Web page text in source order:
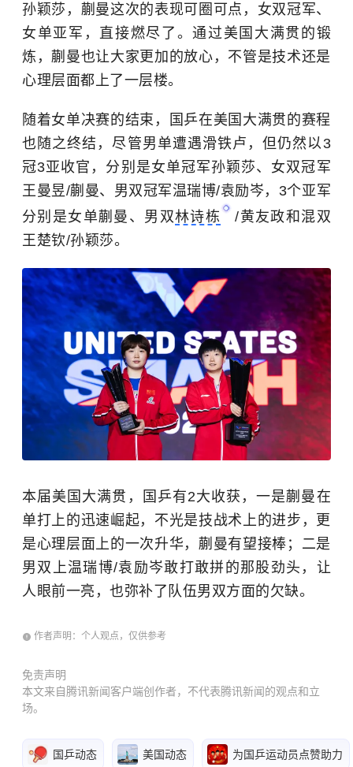
孙颖莎，蒯曼这次的表现可圈可点，女双冠军、
女单亚军，直接燃尽了。通过美国大满贯的锻
炼，蒯曼也让大家更加的放心，不管是技术还是
心理层面都上了一层楼。
随着女单决赛的结束，国乒在美国大满贯的赛程
也随之终结，尽管男单遭遇滑铁卢，但仍然以3
冠3亚收官，分别是女单冠军孙颖莎、女双冠军
王曼昱/蒯曼、男双冠军温瑞博/袁励岑，3个亚军
分别是女单蒯曼、男双林诗栋
/黄友政和混双
王楚钦/孙颖莎。
本届美国大满贯，国乒有2大收获，一是蒯曼在
单打上的迅速崛起，不光是技战术上的进步，更
是心理层面上的一次升华，蒯曼有望接棒；二是
男双上温瑞博/袁励岑敢打敢拼的那股劲头，让
人眼前一亮，也弥补了队伍男双方面的欠缺。
作者声明：个人观点，仅供参考
免责声明
本文来自腾讯新闻客户端创作者，不代表腾讯新闻的观点和立
场。
国乒动态 美国动态 为国乒运动员点赞助力